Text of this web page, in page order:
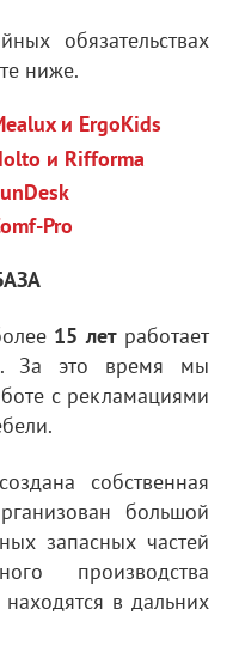
обязательствах
ниже.
и ErgoKids
и Rifforma
Pro
15 летработает
За это время мы
с рекламациями
собственная
большой
запасных частей
производства
в дальних